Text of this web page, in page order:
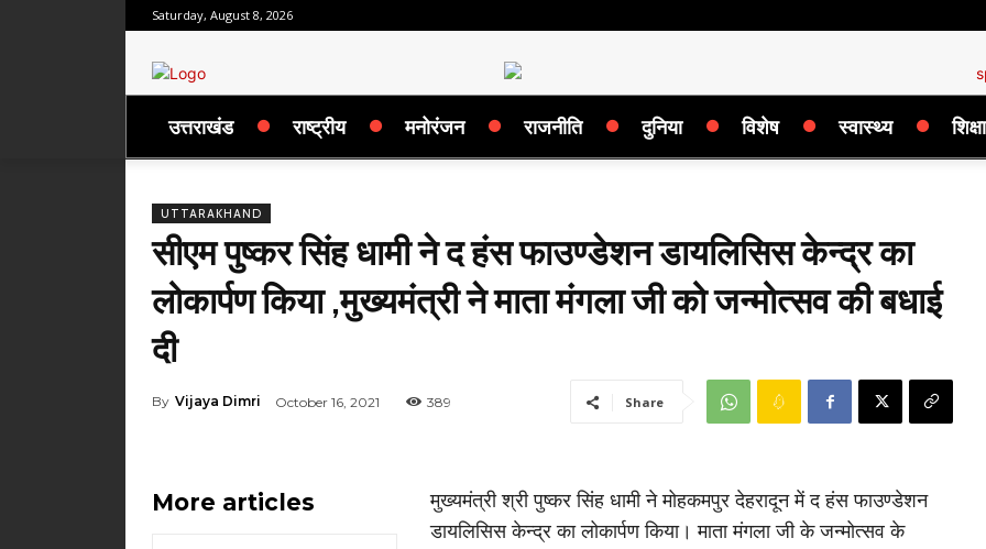
Saturday, August 8, 2026
उत्तराखंड राष्ट्रीय मनोरंजन राजनीति दुनिया विशेष स्वास्थ्य शिक्षा
UTTARAKHAND
सीएम पुष्कर सिंह धामी ने द हंस फाउण्डेशन डायलिसिस केन्द्र का
लोकार्पण किया ,मुख्यमंत्री ने माता मंगला जी को जन्मोत्सव की बधाई
दी
By Vijaya Dimri October 16, 2021 389 Share
More articles
मुख्यमंत्री श्री पुष्कर सिंह धामी ने मोहकमपुर देहरादून में द हंस फाउण्डेशन
डायलिसिस केन्द्र का लोकार्पण किया। माता मंगला जी के जन्मोत्सव के